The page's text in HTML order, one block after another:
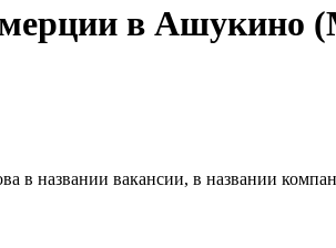
в Ашукино
в названии вакансии, в названии